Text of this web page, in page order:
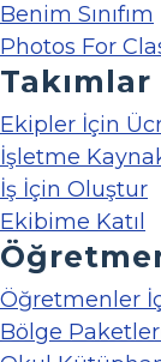
Benim Sınıfım
Photos For
Ekipler İçin
İşletme
İş İçin Oluştur
Ekibime Katıl
Öğretmenler
Bölge